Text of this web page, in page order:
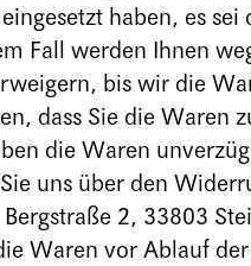
haben, es
Fall werden Ihnen
bis wir die
dass Sie die Waren
die Waren
uns über den
2, 33803
Waren vor Ablauf